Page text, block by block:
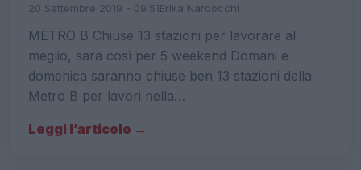
20 Settembre 2019 - 09:51Erika Nardocchi
METRO B Chiuse 13 stazioni per lavorare al
meglio, sarà così per 5 weekend Domani e
domenica saranno chiuse ben 13 stazioni della
Metro B per lavori nella…
Leggi l’articolo →